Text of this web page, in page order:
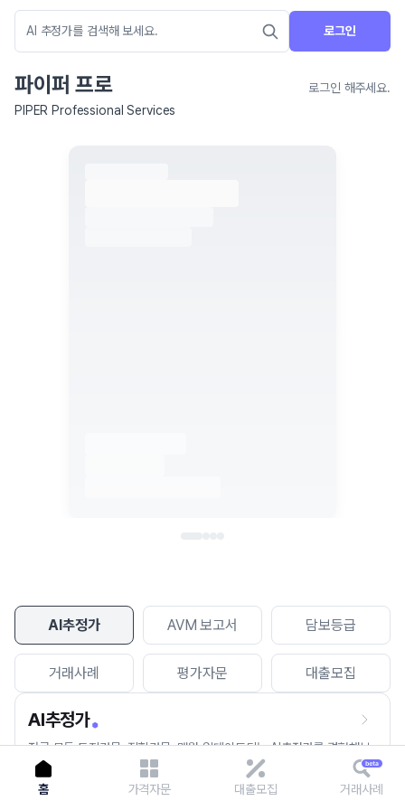
로그인
파이퍼 프로
로그인 해주세요.
PIPER Professional Services
AI추정가 AVM 보고서 담보등급
거래사례 평가자문 대출모집
AI추정가
전국 모든 토지건물, 집합건물, 매월 업데이트되는 AI추정가를 경험해보
세요.
홈 가격자문 대출모집 거래사례